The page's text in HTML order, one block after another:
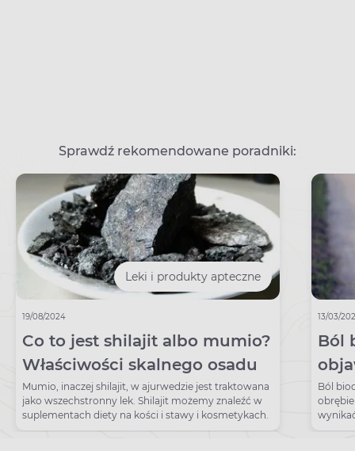
Sprawdź rekomendowane poradniki:
Leki i produkty apteczne
19/08/2024
Co to jest shilajit albo mumio?
Właściwości skalnego osadu
Mumio, inaczej shilajit, w ajurwedzie jest traktowana
jako wszechstronny lek. Shilajit możemy znaleźć w
suplementach diety na kości i stawy i kosmetykach.
13/03/
Ból
Ból